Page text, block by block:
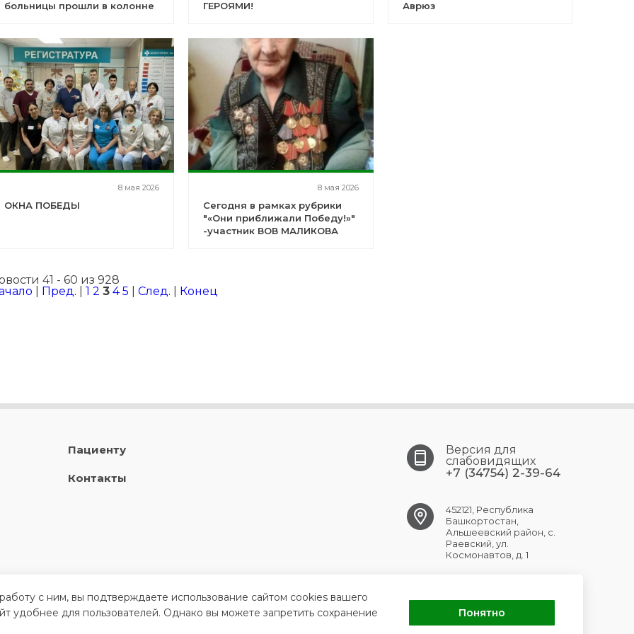
больницы прошли в колонне
ГЕРОЯМИ! Аврюз
8 мая 2026
ОКНА ПОБЕДЫ
8 мая 2026
Сегодня в рамках рубрики
"«Они приближали Победу!»"
-участник ВОВ МАЛИКОВА
41 - 60 из 928
Пред. 1 2 3 4 5 След. Конец
Пациенту
Контакты
Версия для
слабовидящих
+7 (34754) 2-39-64
452121, Республика
Башкортостан,
Альшеевский район, с.
Раевский, ул.
Космонавтов, д. 1
с ним, вы подтверждаете использование сайтом cookies вашего
удобнее для пользователей. Однако вы можете запретить сохранение
Понятно